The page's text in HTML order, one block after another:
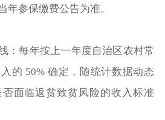
年参保缴费公告为准。
：每年按上一年度自治区农村常
的 50% 确定，随统计数据动态
面临返贫致贫风险的收入标准